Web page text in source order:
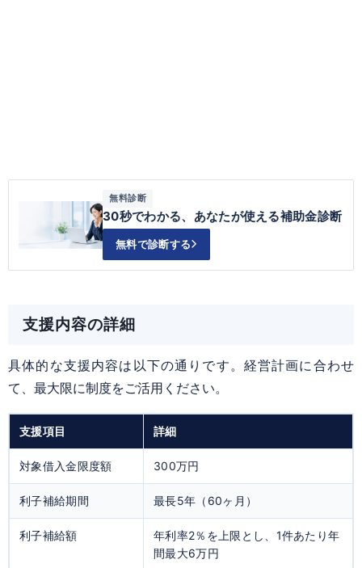
無料診断
30秒でわかる、あなたが使える補助金診断
無料で診断する
支援内容の詳細
具体的な支援内容は以下の通りです。経営計画に合わせ
て、最大限に制度をご活用ください。
支援項目 詳細
対象借入金限度額 300万円
利子補給期間 最長5年（60ヶ月）
利子補給額 年利率2％を上限 とし、1件あたり年
間最大6万円